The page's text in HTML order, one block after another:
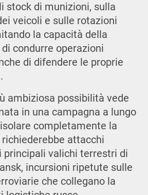
stock di munizioni, sulla
veicoli e sulle rotazioni
la capacità della
condurre operazioni
di difendere le proprie
ambiziosa possibilità vede
in una campagna a lungo
completamente la
attacchi
principali valichi terrestri di
incursioni ripetute sulle
che collegano la